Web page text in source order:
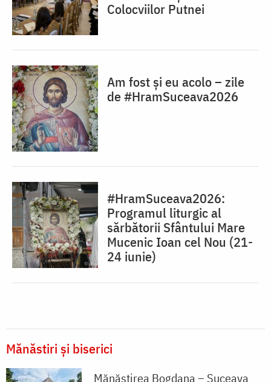
Colocviilor Putnei
Am fost și eu acolo – zile
de #HramSuceava2026
#HramSuceava2026:
Programul liturgic al
sărbătorii Sfântului Mare
Mucenic Ioan cel Nou (21-
24 iunie)
Mănăstiri și biserici
Mănăstirea Bogdana – Suceava